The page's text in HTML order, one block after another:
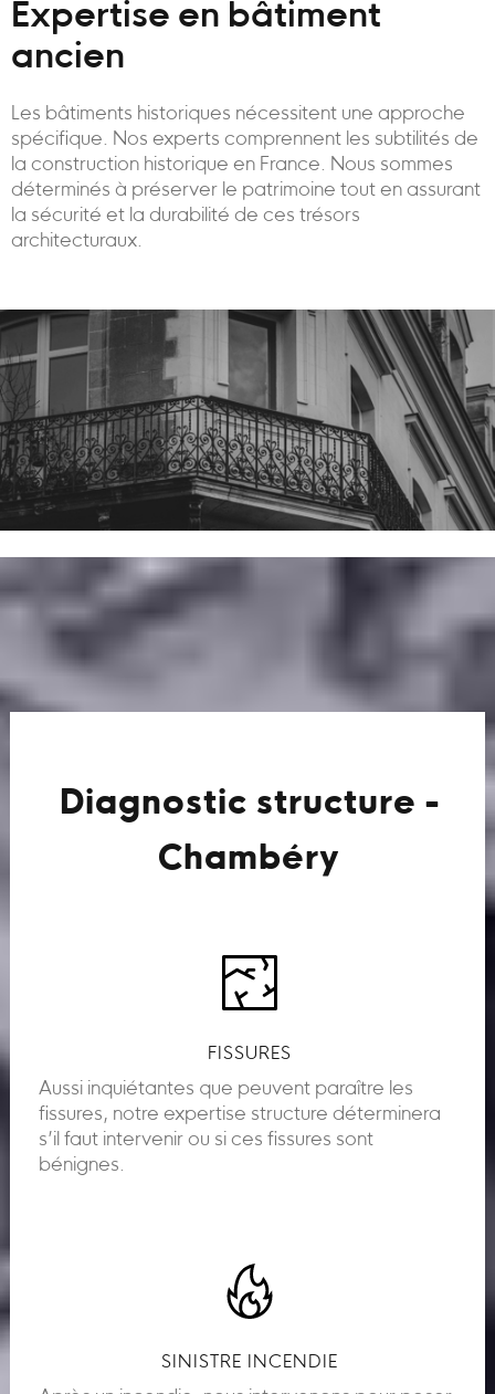
Expertise en bâtiment
ancien
Les bâtiments historiques nécessitent une approche
spécifique. Nos experts comprennent les subtilités de
la construction historique en France. Nous sommes
déterminés à préserver le patrimoine tout en assurant
la sécurité et la durabilité de ces trésors
architecturaux.
Diagnostic structure -
Chambéry
FISSURES
Aussi inquiétantes que peuvent paraître les
fissures, notre expertise structure déterminera
s’il faut intervenir ou si ces fissures sont
bénignes.
SINISTRE INCENDIE